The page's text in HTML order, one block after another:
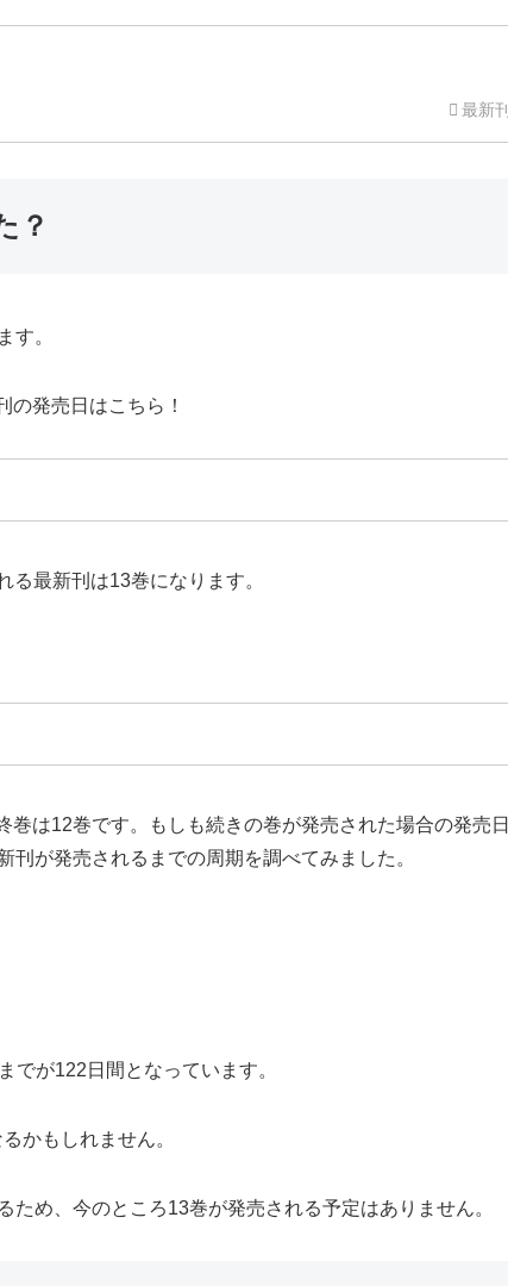
最新
？
す。
発売日はこちら！
最新刊は13巻になります。
は12巻です。もしも続きの巻が発売された場合の発売
が発売されるまでの周期を調べてみました。
でが122日間となっています。
かもしれません。
め、今のところ13巻が発売される予定はありません。